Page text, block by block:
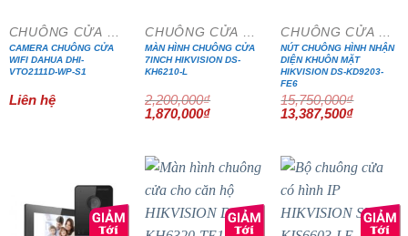
CHUÔNG CỬA MÀN HÌNH
CAMERA CHUÔNG CỬA
WIFI DAHUA DHI-
VTO2111D-WP-S1
Liên hệ
CHUÔNG CỬA MÀN HÌNH
MÀN HÌNH CHUÔNG CỬA
7INCH HIKVISION DS-
KH6210-L
2,200,000₫
Giá
gốc
1,870,000₫Giá
1,870,000₫.
CHUÔNG CỬA MÀN HÌNH
NÚT CHUÔNG HÌNH NHẬN
DIỆN KHUÔN MẶT
HIKVISION DS-KD9203-
FE6
15,750,000₫
Giá
gốc
13,387,500₫Giá